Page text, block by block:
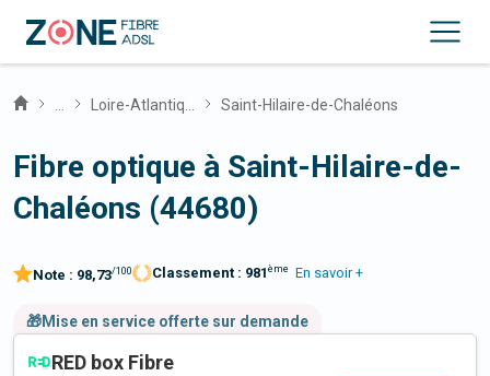
Saint-Hilaire-de-Chaléons
Fibre optique à Saint-Hilaire-de-
Chaléons (44680)
Note : 98,73/100 Classement : 981 ème En savoir +
🎁Mise en service offerte sur demande
RED box Fibre